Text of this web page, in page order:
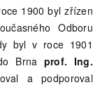
1900 byl zřízen
Odboru
byl v roce 1901
Brna prof. Ing.
a podporoval